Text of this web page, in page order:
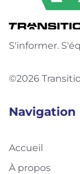
S'informer.
©2026
Navigation
Accueil
À propos